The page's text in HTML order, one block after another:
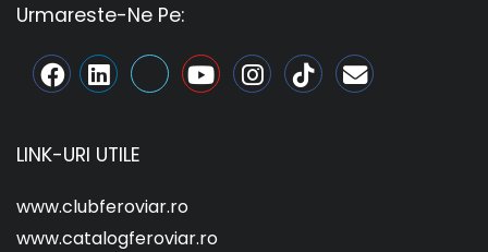
Urmareste-Ne Pe:
LINK-URI UTILE
www.clubferoviar.ro
www.catalogferoviar.ro